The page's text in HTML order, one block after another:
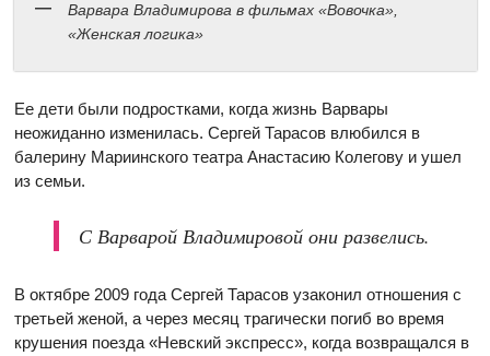
Варвара Владимирова в фильмах «Вовочка»,
«Женская логика»
Ее дети были подростками, когда жизнь Варвары
неожиданно изменилась. Сергей Тарасов влюбился в
балерину Мариинcкого театра Анастасию Колегову и ушел
из семьи.
С Варварой Владимировой они развелись.
В октябре 2009 года Сергей Тарасов узаконил отношения с
третьей женой, а через месяц трагически погиб во время
крушения поезда «Невский экспресс», когда возвращался в